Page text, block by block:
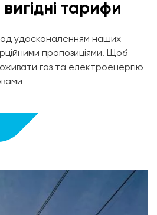
тарифи
удосконаленням наших
пропозиціями. Щоб
газ та електроенергію